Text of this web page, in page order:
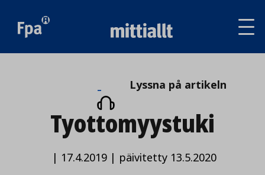
Lyssna
på
artikeln
Lyssna på artikeln
Tyottomyystuki
| 17.4.2019| päivitetty 13.5.2020